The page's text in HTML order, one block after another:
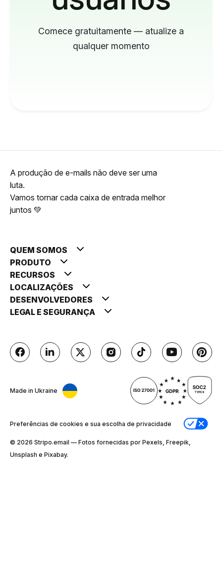
Comece gratuitamente — atualize a
qualquer momento
A produção de e-mails não deve ser uma
luta.
Vamos tornar cada caixa de entrada melhor
juntos 💚
QUEM SOMOS
PRODUTO
RECURSOS
LOCALIZAÇÕES
DESENVOLVEDORES
LEGAL E SEGURANÇA
Made in Ukraine
Preferências de cookies e sua escolha de privacidade
© 2026 Stripо.email — Fotos fornecidas por Pexels, Freepik,
Unsplash e Pixabay.